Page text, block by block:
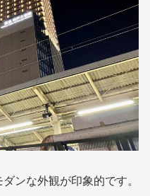
ンな外観が印象的です。